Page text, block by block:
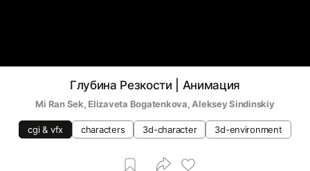
Глубина Резкости | Анимация
Mi Ran Sek, Elizaveta Bogatenkova, Aleksey Sindinskiy
cgi & vfx characters 3d-character 3d-environment